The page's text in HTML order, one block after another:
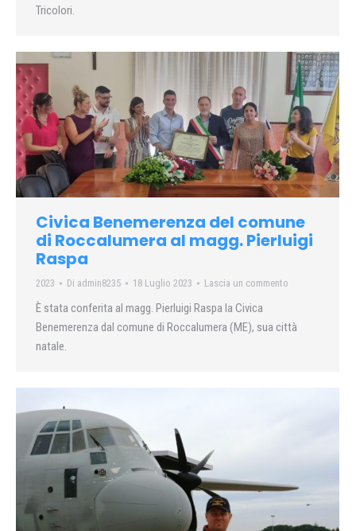
Tricolori.
Civica Benemerenza del comune
di Roccalumera al magg. Pierluigi
Raspa
2023 Di admin8235 18 Luglio 2023 Lascia un commento
È stata conferita al magg. Pierluigi Raspa la Civica
Benemerenza dal comune di Roccalumera (ME), sua città
natale.